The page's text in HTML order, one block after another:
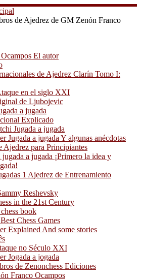
de Ajedrez de GM Zenón Franco
El autor
de Ajedrez Clarín Tomo I:
en el siglo XXI
de Ljubojevic
a jugada
Explicado
Jugada a jugada
Jugada a jugada Y algunas anécdotas
Ajedrez para Principiantes
a jugada ¡Primero la idea y
1 Ajedrez de Entrenamiento
Reshevsky
in the 21st Century
book
Chess Games
Explained And some stories
no Século XXI
Jogada a jogada
de Zenonchess Ediciones
Franco Ocampos